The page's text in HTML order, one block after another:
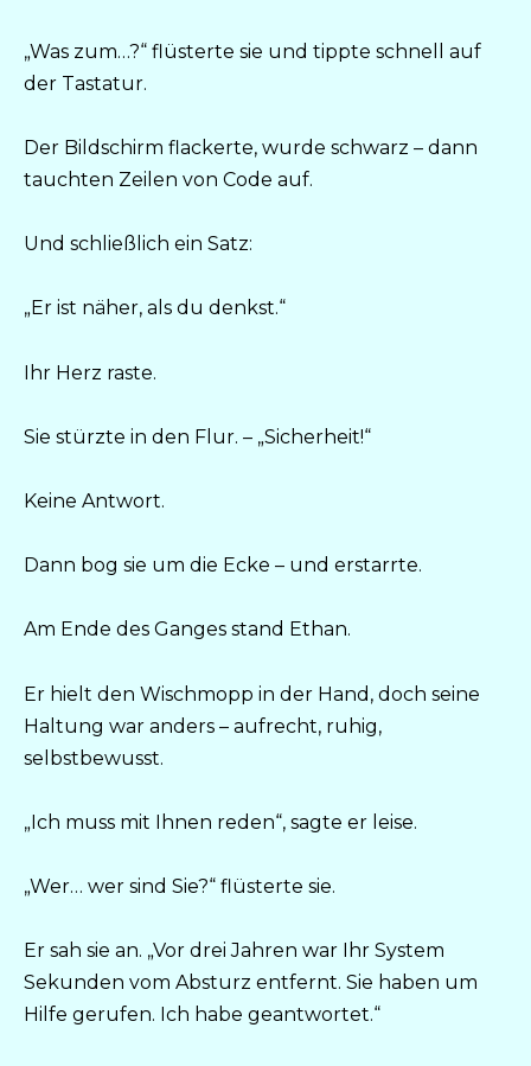
„Was zum…?“ flüsterte sie und tippte schnell auf
der Tastatur.
Der Bildschirm flackerte, wurde schwarz – dann
tauchten Zeilen von Code auf.
Und schließlich ein Satz:
„Er ist näher, als du denkst.“
Ihr Herz raste.
Sie stürzte in den Flur. – „Sicherheit!“
Keine Antwort.
Dann bog sie um die Ecke – und erstarrte.
Am Ende des Ganges stand Ethan.
Er hielt den Wischmopp in der Hand, doch seine
Haltung war anders – aufrecht, ruhig,
selbstbewusst.
„Ich muss mit Ihnen reden“, sagte er leise.
„Wer… wer sind Sie?“ flüsterte sie.
Er sah sie an. „Vor drei Jahren war Ihr System
Sekunden vom Absturz entfernt. Sie haben um
Hilfe gerufen. Ich habe geantwortet.“